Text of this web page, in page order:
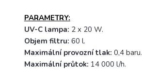
PARAMETRY:
UV-C lampa: 2 x 20 W.
Objem filtru: 60 l.
Maximální provozní tlak: 0,4 baru.
Maximální průtok: 14 000 l/h.